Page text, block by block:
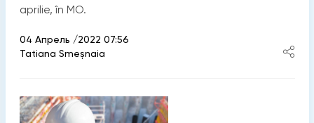
aprilie, în MO.
04 Апрель /2022 07:56
Tatiana Smeșnaia